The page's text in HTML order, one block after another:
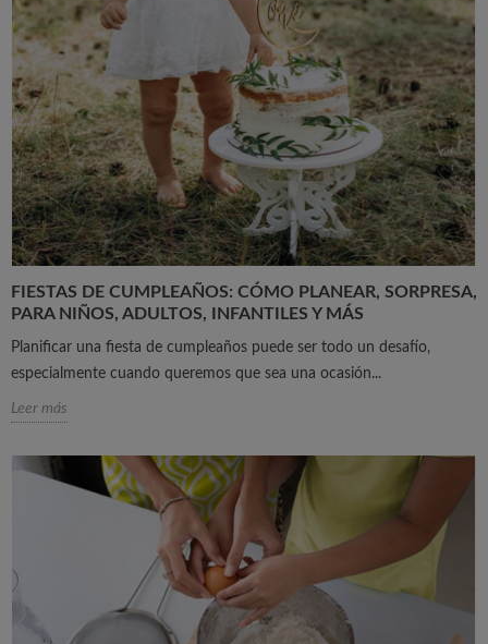
FIESTAS DE CUMPLEAÑOS: CÓMO PLANEAR, SORPRESA,
PARA NIÑOS, ADULTOS, INFANTILES Y MÁS
Planificar una fiesta de cumpleaños puede ser todo un desafío,
especialmente cuando queremos que sea una ocasión...
Leer más